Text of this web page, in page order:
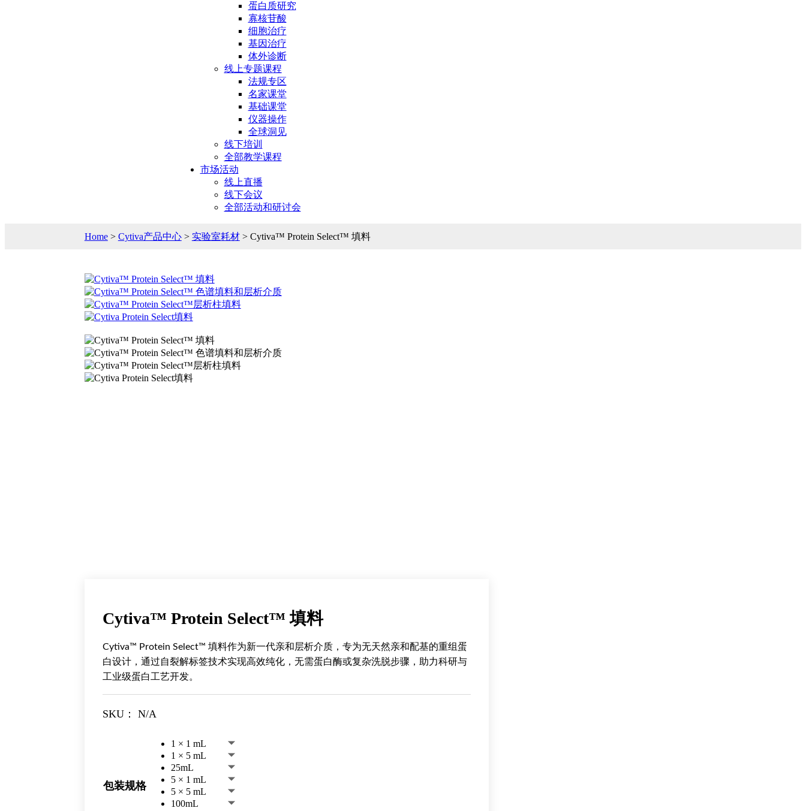
蛋白质研究
寡核苷酸
细胞治疗
基因治疗
体外诊断
线上专题课程
法规专区
名家课堂
基础课堂
仪器操作
全球洞见
线下培训
全部教学课程
市场活动
线上直播
线下会议
全部活动和研讨会
Home> Cytiva产品中心> 实验室耗材> Cytiva™ Protein Select™ 填料
Cytiva™ Protein Select™ 填料
Cytiva™ Protein Select™ 填料作为新一代亲和层析介质，专为无天然亲和配基的重组蛋
白设计，通过自裂解标签技术实现高效纯化，无需蛋白酶或复杂洗脱步骤，助力科研与
工业级蛋白工艺开发。
SKU： N/A
包装规格
1 × 1 mL
1 × 5 mL
25mL
5 × 1 mL
5 × 5 mL
100mL